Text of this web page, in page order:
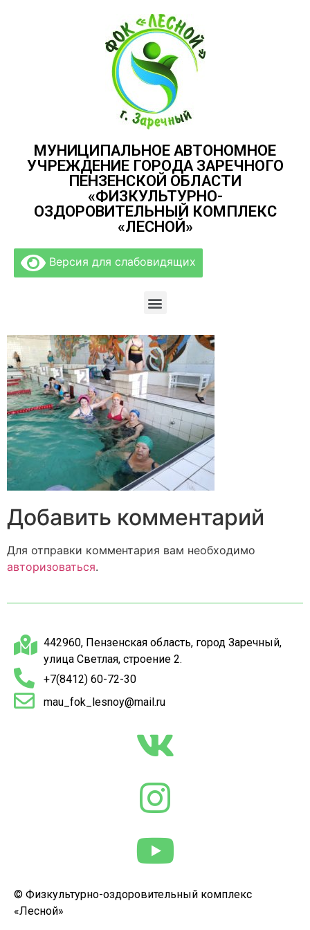
МУНИЦИПАЛЬНОЕ АВТОНОМНОЕ
УЧРЕЖДЕНИЕ ГОРОДА ЗАРЕЧНОГО
ПЕНЗЕНСКОЙ ОБЛАСТИ
«ФИЗКУЛЬТУРНО-
ОЗДОРОВИТЕЛЬНЫЙ КОМПЛЕКС
«ЛЕСНОЙ»
Версия для слабовидящих
Добавить комментарий
Для отправки комментария вам необходимо
авторизоваться.
442960, Пензенская область, город Заречный,
улица Светлая, строение 2.
+7(8412) 60-72-30
mau_fok_lesnoy@mail.ru
© Физкультурно-оздоровительный комплекс
«Лесной»